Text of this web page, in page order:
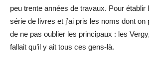
peu trente années de travaux. Pour établir
série de livres et j’ai pris les noms dont on
de ne pas oublier les principaux : les
fallait qu’il y ait tous ces gens-là.